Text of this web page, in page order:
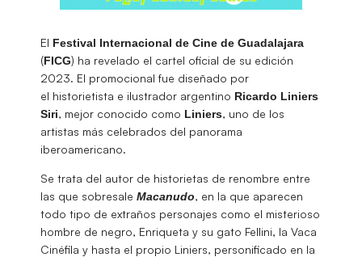
El Festival Internacional de Cine de Guadalajara
(FICG) ha revelado el cartel oficial de su edición
2023. El promocional fue diseñado por
el historietista e ilustrador argentino Ricardo Liniers
Siri, mejor conocido como Liniers, uno de los
artistas más celebrados del panorama
iberoamericano.
Se trata del autor de historietas de renombre entre
las que sobresale Macanudo, en la que aparecen
todo tipo de extraños personajes como el misterioso
hombre de negro, Enriqueta y su gato Fellini, la Vaca
Cinéfila y hasta el propio Liniers, personificado en la